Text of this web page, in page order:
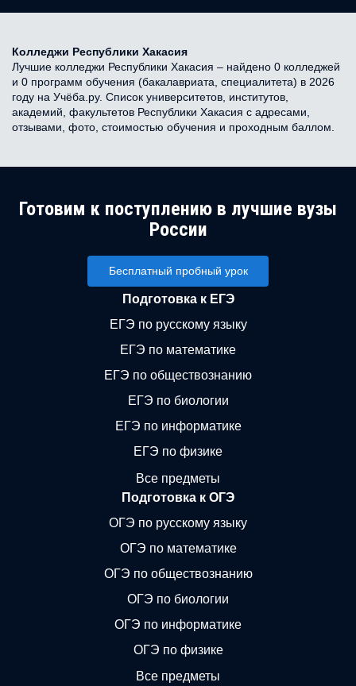
Колледжи Республики Хакасия
Лучшие колледжи Республики Хакасия – найдено 0 колледжей
и 0 программ обучения (бакалавриата, специалитета) в 2026
году на Учёба.ру. Список университетов, институтов,
академий, факультетов Республики Хакасия с адресами,
отзывами, фото, стоимостью обучения и проходным баллом.
Готовим к поступлению в лучшие вузы
России
Бесплатный пробный урок
Подготовка к ЕГЭ
ЕГЭ по русскому языку
ЕГЭ по математике
ЕГЭ по обществознанию
ЕГЭ по биологии
ЕГЭ по информатике
ЕГЭ по физике
Все предметы
Подготовка к ОГЭ
ОГЭ по русскому языку
ОГЭ по математике
ОГЭ по обществознанию
ОГЭ по биологии
ОГЭ по информатике
ОГЭ по физике
Все предметы